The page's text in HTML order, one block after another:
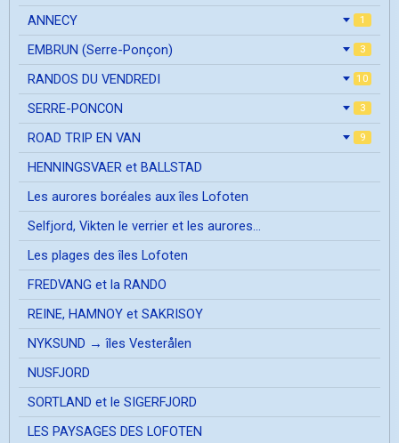
ANNECY 1
EMBRUN (Serre-Ponçon) 3
RANDOS DU VENDREDI 10
SERRE-PONCON 3
ROAD TRIP EN VAN 9
HENNINGSVAER et BALLSTAD
Les aurores boréales aux îles Lofoten
Selfjord, Vikten le verrier et les aurores...
Les plages des îles Lofoten
FREDVANG et la RANDO
REINE, HAMNOY et SAKRISOY
NYKSUND → îles Vesterålen
NUSFJORD
SORTLAND et le SIGERFJORD
LES PAYSAGES DES LOFOTEN